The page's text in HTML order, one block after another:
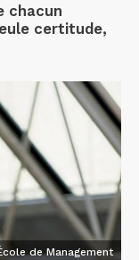
chacun
certitude,
de Management